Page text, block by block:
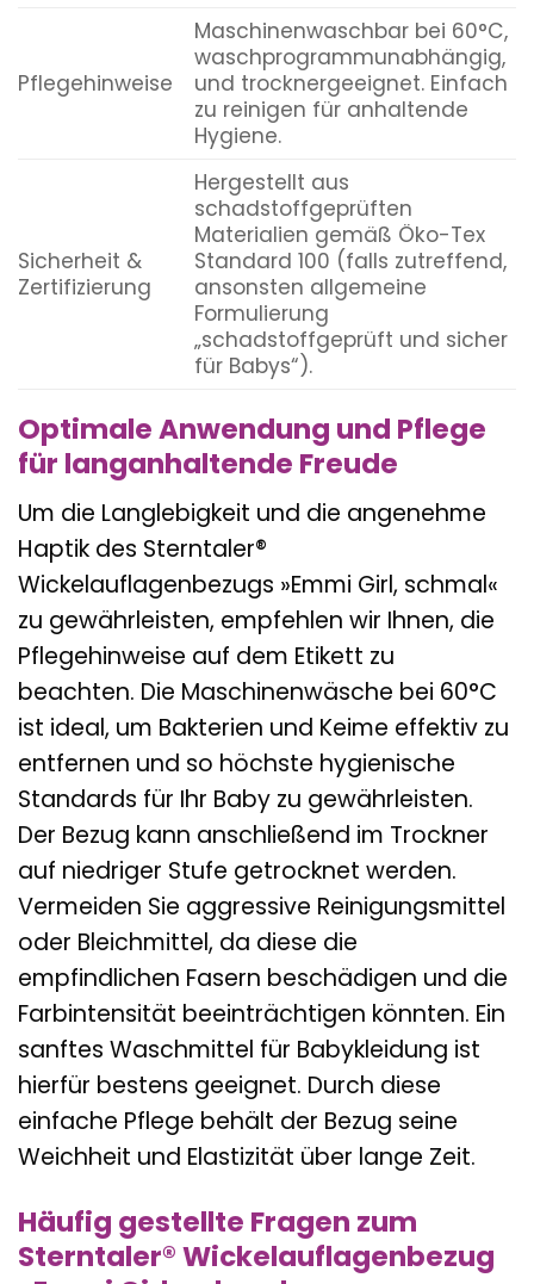
Pflegehinweise
Maschinenwaschbar bei 60°C,
waschprogrammunabhängig,
und trocknergeeignet. Einfach
zu reinigen für anhaltende
Hygiene.
Sicherheit &
Zertifizierung
Hergestellt aus
schadstoffgeprüften
Materialien gemäß Öko-Tex
Standard 100 (falls zutreffend,
ansonsten allgemeine
Formulierung
„schadstoffgeprüft und sicher
für Babys“).
Optimale Anwendung und Pflege
für langanhaltende Freude
Um die Langlebigkeit und die angenehme
Haptik des Sterntaler®
Wickelauflagenbezugs »Emmi Girl, schmal«
zu gewährleisten, empfehlen wir Ihnen, die
Pflegehinweise auf dem Etikett zu
beachten. Die Maschinenwäsche bei 60°C
ist ideal, um Bakterien und Keime effektiv zu
entfernen und so höchste hygienische
Standards für Ihr Baby zu gewährleisten.
Der Bezug kann anschließend im Trockner
auf niedriger Stufe getrocknet werden.
Vermeiden Sie aggressive Reinigungsmittel
oder Bleichmittel, da diese die
empfindlichen Fasern beschädigen und die
Farbintensität beeinträchtigen könnten. Ein
sanftes Waschmittel für Babykleidung ist
hierfür bestens geeignet. Durch diese
einfache Pflege behält der Bezug seine
Weichheit und Elastizität über lange Zeit.
Häufig gestellte Fragen zum
Sterntaler® Wickelauflagenbezug